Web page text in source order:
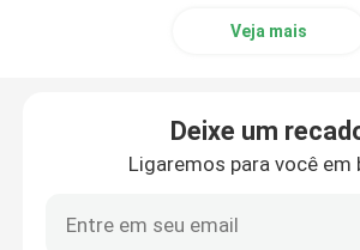
Veja mais
Deixe um
Ligaremos para você em